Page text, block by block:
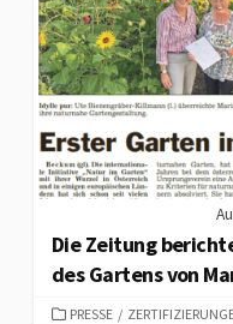
Die Zeitung
des Gartens von
CATEGORIES
PRESSE /